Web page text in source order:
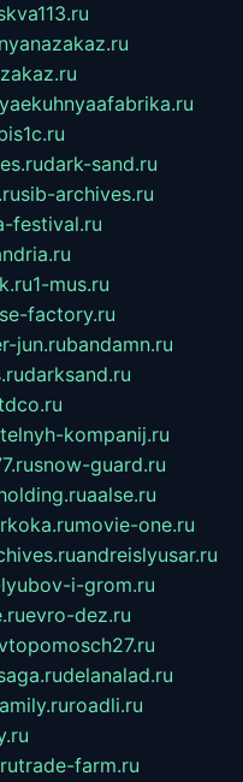
dark-sand.ru
sib-archives.ru
festival.ru
1-mus.ru
factory.ru
jun.rubandamn.ru
darksand.ru
kompanij.ru
snow-guard.ru
aalse.ru
movie-one.ru
andreislyusar.ru
i-grom.ru
evro-dez.ru
delanalad.ru
roadli.ru
trade-farm.ru